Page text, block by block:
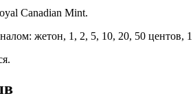
Canadian Mint.
жетон, 1, 2, 5, 10, 20, 50 центов,